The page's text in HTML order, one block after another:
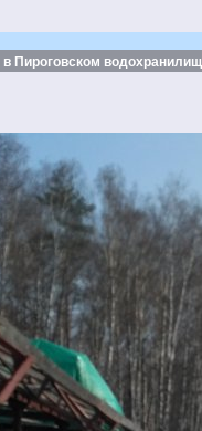
Пироговском